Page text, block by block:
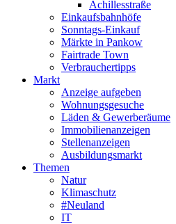
Achillesstraße
Einkaufsbahnhöfe
Sonntags-Einkauf
Märkte in Pankow
Fairtrade Town
Verbrauchertipps
Markt
Anzeige aufgeben
Wohnungsgesuche
Läden & Gewerberäume
Immobilienanzeigen
Stellenanzeigen
Ausbildungsmarkt
Themen
Natur
Klimaschutz
#Neuland
IT